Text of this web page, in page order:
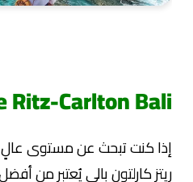
Ritz-Carlton Bali
إذا كنت تبحث عن مستوى عالٍ
ريتز كارلتون بالي يُعتبر من